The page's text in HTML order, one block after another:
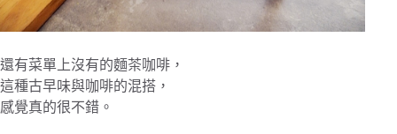
還有菜單上沒有的麵茶咖啡，
這種古早味與咖啡的混搭，
感覺真的很不錯。